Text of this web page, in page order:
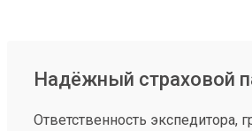
Надёжный страховой
Ответственность экспедитора,